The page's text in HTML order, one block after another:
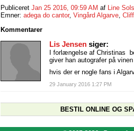
Publiceret Jan 25 2016, 09:59 AM af Line
Emner: adega do cantor, Vingård Algarve,
Kommentarer
Lis Jensen siger:
I forlængelse af Christinas
giver han autografer på
hvis der er nogle fans i
29 January 2016 1:27 PM
BESTIL ONLINE OG